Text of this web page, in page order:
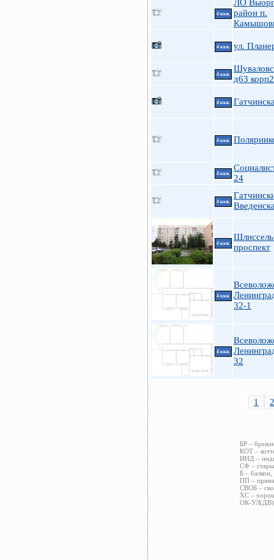
4 ккв.
ЛО
район п.
4 ккв. ул.
4 ккв.
д63 корп2
4 ккв.
4 ккв.
4 ккв.
24
4 ккв.
4 ккв.
проспект
4 ккв.
32-1
4 ккв.
32
1 2
БР –
КОТ –
ИНД –
СФ –
Б –
ПП –
СВОБ –
ХС –
ОК-УЛ(ДВ)